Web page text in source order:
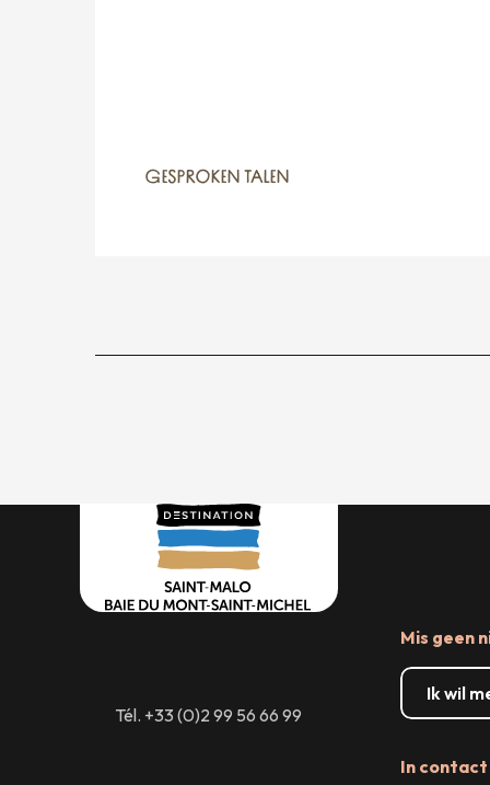
GESPROKEN TALEN
GESPROKEN TALEN
Tél. +33 (0)2 99 56 66 99
Mis geen
Ik wil
In